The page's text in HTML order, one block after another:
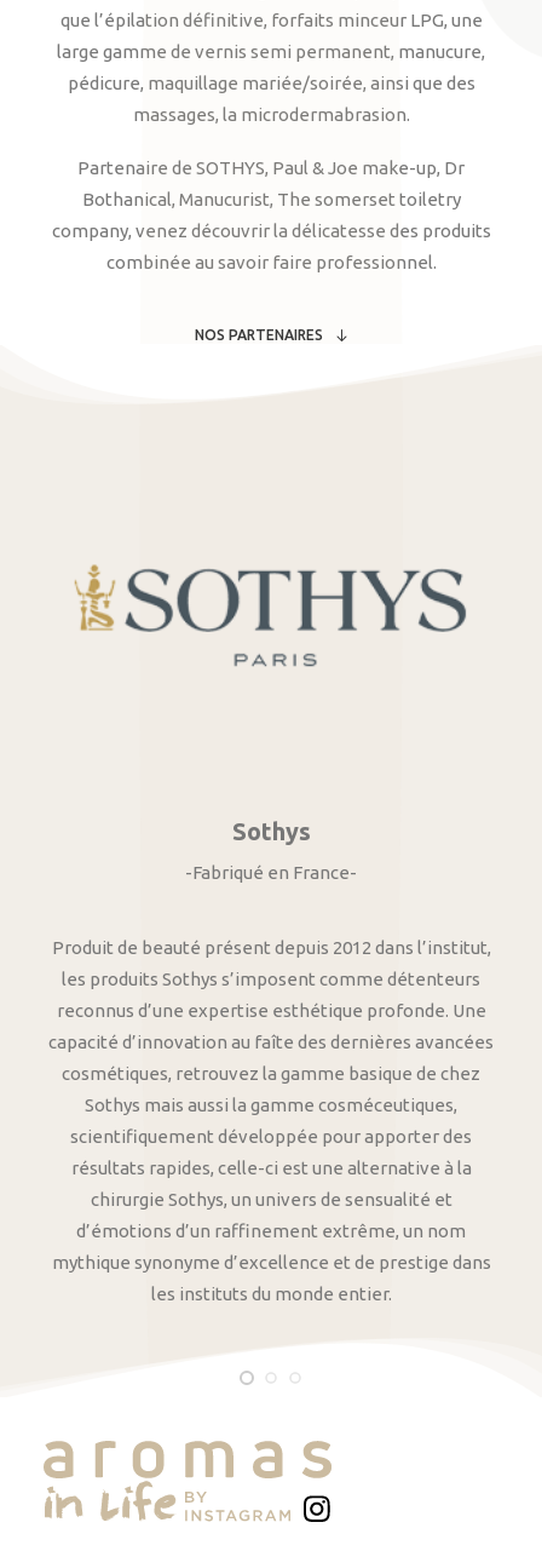
que l’épilation définitive, forfaits minceur LPG, une
large gamme de vernis semi permanent, manucure,
pédicure, maquillage mariée/soirée, ainsi que des
massages, la microdermabrasion.
Partenaire de SOTHYS, Paul & Joe make-up, Dr
Bothanical, Manucurist, The somerset toiletry
company, venez découvrir la délicatesse des produits
combinée au savoir faire professionnel.
NOS PARTENAIRES
Sothys
-Fabriqué en France-
Produit de beauté présent depuis 2012 dans l’institut,
les produits Sothys s’imposent comme détenteurs
reconnus d’une expertise esthétique profonde. Une
capacité d’innovation au faîte des dernières avancées
cosmétiques, retrouvez la gamme basique de chez
Sothys mais aussi la gamme cosméceutiques,
scientifiquement développée pour apporter des
résultats rapides, celle-ci est une alternative à la
chirurgie Sothys, un univers de sensualité et
d’émotions d’un raffinement extrême, un nom
mythique synonyme d’excellence et de prestige dans
les instituts du monde entier.